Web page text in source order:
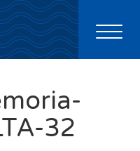
Toggle
32